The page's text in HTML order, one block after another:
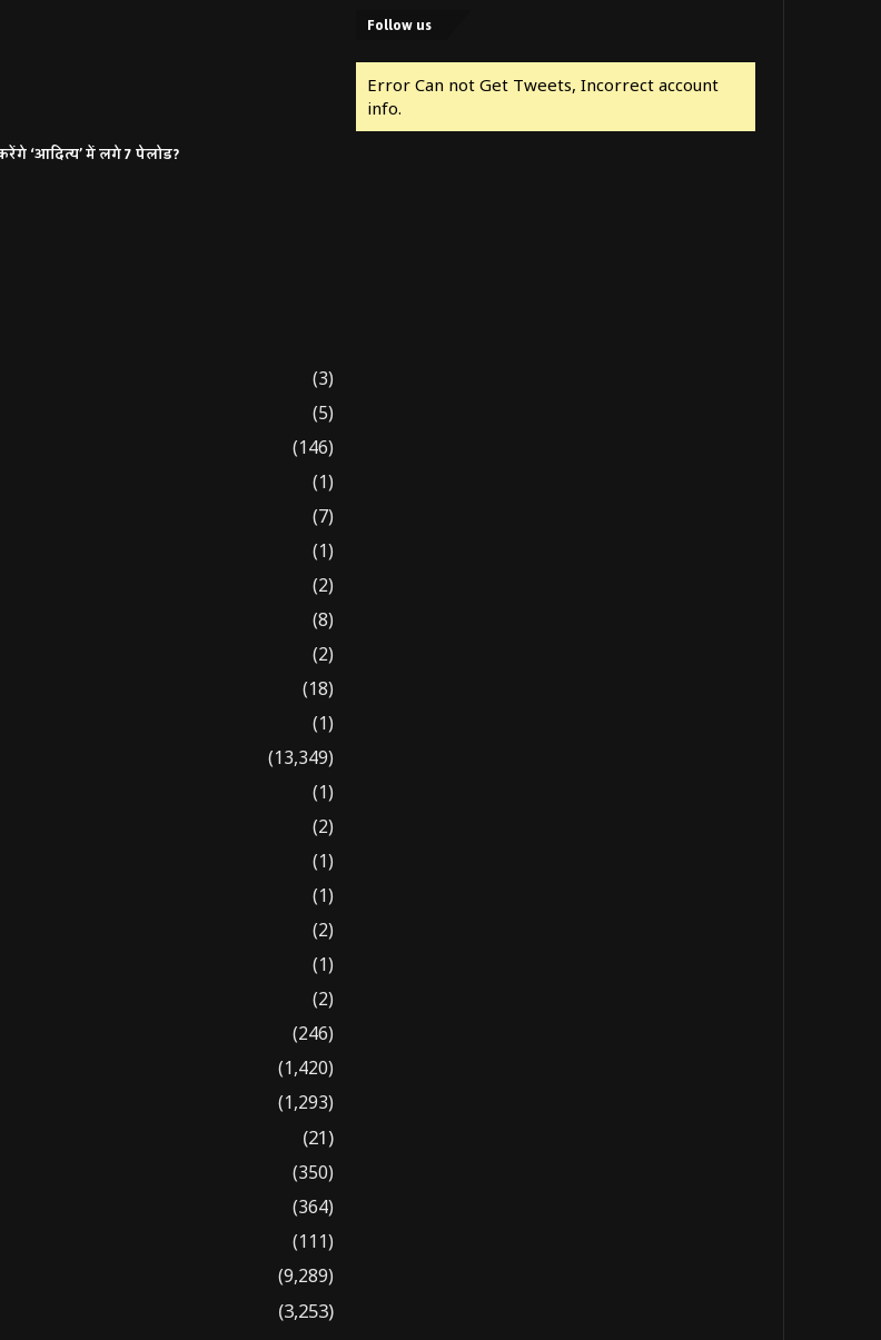
‘आदित्य’ में लगे 7 पेलोड?
(3)
(5)
(146)
(1)
(7)
(1)
(2)
(8)
(2)
(18)
(1)
(13,349)
(1)
(2)
(1)
(1)
(2)
(1)
(2)
(246)
(1,420)
(1,293)
(21)
(350)
(364)
(111)
(9,289)
(3,253)
Follow us
Error Can not Get Tweets, Incorrect account
info.